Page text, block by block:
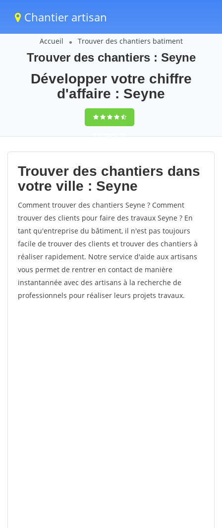
Chantier artisan
Accueil Trouver des chantiers batiment
Trouver des chantiers : Seyne
Développer votre chiffre
d'affaire : Seyne
9,5(100%)55
votes
Trouver des chantiers dans
votre ville : Seyne
Comment trouver des chantiers Seyne ? Comment
trouver des clients pour faire des travaux Seyne ? En
tant qu'entreprise du bâtiment, il n'est pas toujours
facile de trouver des clients et trouver des chantiers à
réaliser rapidement. Notre service d'aide aux artisans
vous permet de rentrer en contact de manière
instantannée avec des artisans à la recherche de
professionnels pour réaliser leurs projets travaux.